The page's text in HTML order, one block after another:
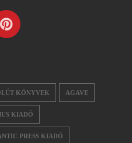
KÖNYVEK AGAVE
KIADÓ
PRESS KIADÓ